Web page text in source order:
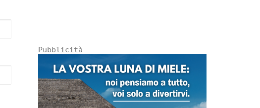
Pubblicità